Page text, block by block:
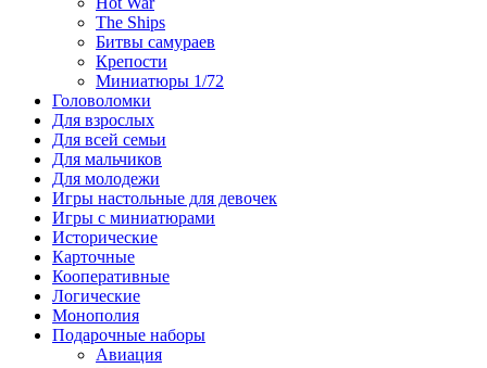
The Ships
Битвы самураев
Крепости
Миниатюры 1/72
Головоломки
Для взрослых
Для всей семьи
Для мальчиков
Для молодежи
Игры настольные для девочек
Игры с миниатюрами
Исторические
Карточные
Кооперативные
Логические
Монополия
Подарочные наборы
Авиация